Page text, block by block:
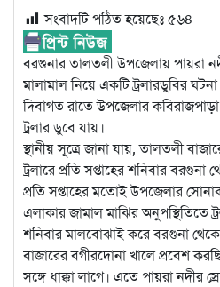
সংবাদটি পঠিত হয়েছেঃ ৫৬৪
বরগুনার তালতলী উপজেলায় পায়রা
মালামাল নিয়ে একটি ট্রলারডুবির
দিবাগত রাতে উপজেলার
ট্রলার ডুবে যায়।
স্থানীয় সূত্রে জানা যায়, তালতলী
ট্রলারে প্রতি সপ্তাহের শনিবার
প্রতি সপ্তাহের মতোই উপজেলার
এলাকার জামাল মাঝির অনুপস্থিতিতে
শনিবার মালবোঝাই করে বরগুনা থেকে
বাজারের বগীরদোনা খালে প্রবেশ
সঙ্গে ধাক্কা লাগে। এতে পায়রা নদীর